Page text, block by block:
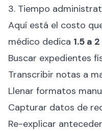
3. Tiempo
Aquí está el costo
médico dedica 1.5 a
Buscar expedientes
Transcribir notas a
Llenar formatos
Capturar datos de
Re-explicar